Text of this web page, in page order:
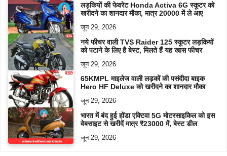
लड़कियों की फेवरेट Honda Activa 6G स्कूटर को
खरीदने का शानदार मौका, मात्र 20000 में ले आए
जून 29, 2026
नये फीचर वाली TVS Raider 125 स्कूटर लड़कियों
को पटाने के लिए है बेस्ट, मिलते हैं यह खास फीचर
जून 29, 2026
65KMPL माइलेज वाली लड़कों की पसंदीदा बाइक
Hero HF Deluxe को खरीदने का शानदार मौका
जून 29, 2026
भारत में बंद हुई होंडा एक्टिवा 5G मोटरसाइकिल को इस
वेबसाइट से खरीदें मात्र ₹23000 में, बेस्ट डील
जून 29, 2026